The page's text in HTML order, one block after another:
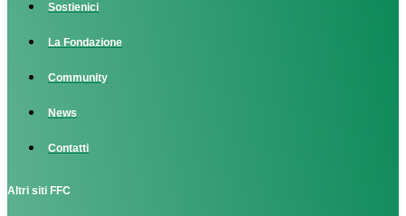
Sostienici
La Fondazione
Community
News
Contatti
Altri siti FFC